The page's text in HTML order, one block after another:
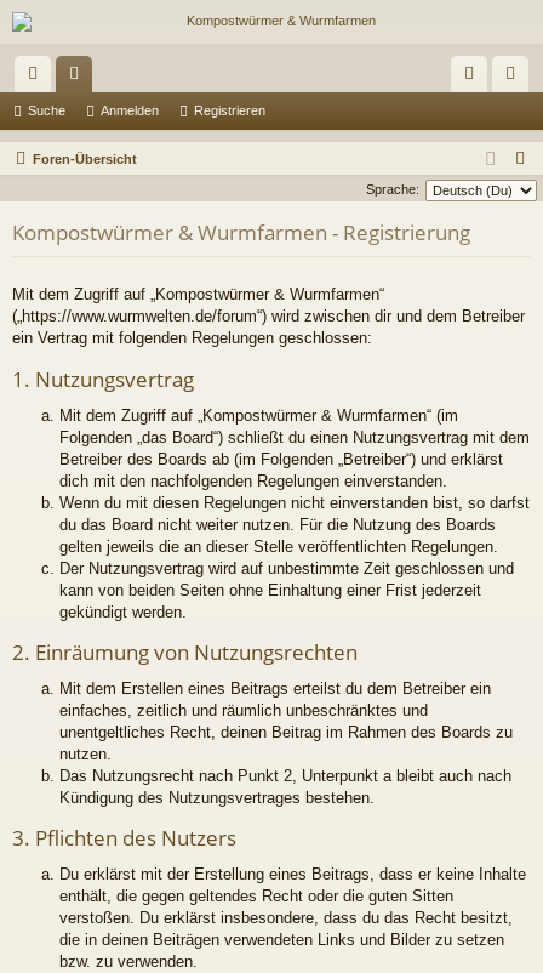
ch
ne
riff
en m
el
n
ist
rie
n
Suche Anmelden Registrieren
Foren-Übersicht
u
Sprache:
Kompostwürmer & Wurmfarmen - Registrierung
Mit dem Zugriff auf „Kompostwürmer & Wurmfarmen“
(„https://www.wurmwelten.de/forum“) wird zwischen dir und dem Betreiber
ein Vertrag mit folgenden Regelungen geschlossen:
1. Nutzungsvertrag
Mit dem Zugriff auf „Kompostwürmer & Wurmfarmen“ (im
Folgenden „das Board“) schließt du einen Nutzungsvertrag mit dem
Betreiber des Boards ab (im Folgenden „Betreiber“) und erklärst
dich mit den nachfolgenden Regelungen einverstanden.
Wenn du mit diesen Regelungen nicht einverstanden bist, so darfst
du das Board nicht weiter nutzen. Für die Nutzung des Boards
gelten jeweils die an dieser Stelle veröffentlichten Regelungen.
Der Nutzungsvertrag wird auf unbestimmte Zeit geschlossen und
kann von beiden Seiten ohne Einhaltung einer Frist jederzeit
gekündigt werden.
2. Einräumung von Nutzungsrechten
Mit dem Erstellen eines Beitrags erteilst du dem Betreiber ein
einfaches, zeitlich und räumlich unbeschränktes und
unentgeltliches Recht, deinen Beitrag im Rahmen des Boards zu
nutzen.
Das Nutzungsrecht nach Punkt 2, Unterpunkt a bleibt auch nach
Kündigung des Nutzungsvertrages bestehen.
3. Pflichten des Nutzers
Du erklärst mit der Erstellung eines Beitrags, dass er keine Inhalte
enthält, die gegen geltendes Recht oder die guten Sitten
verstoßen. Du erklärst insbesondere, dass du das Recht besitzt,
die in deinen Beiträgen verwendeten Links und Bilder zu setzen
bzw. zu verwenden.